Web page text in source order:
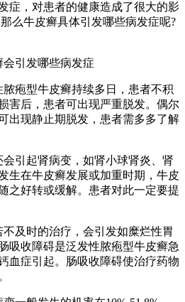
症，对患者的健康造成了很大的影
么牛皮癣具体引发哪些病发症呢?
疱型牛皮癣持续多日，患者不积
害后，患者可出现严重脱发。偶尔
出现静止期脱发，患者需多多了解
引起肾病变，如肾小球肾炎、肾
生在牛皮癣发展或加重时期，牛皮
之好转或缓解。患者对此一定要提
及时的治疗，会引发如糜烂性胃
吸收障碍是泛发性脓疱型牛皮癣急
血症引起。肠吸收障碍使治疗药物